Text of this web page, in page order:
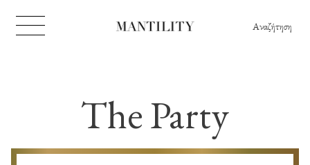
Αναζήτηση
The Party